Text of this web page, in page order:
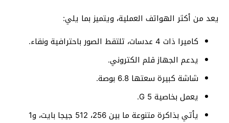
يعد من أكثر الهواتف العملية، ويتميز بما يلي:
كاميرا ذات 4 عدسات، تلتقط الصور باحترافية ونقاء.
يدعم الجهاز قلم الكتروني.
شاشة كبيرة سعتها 6.8 بوصة.
يعمل بخاصية 5 G.
يأتي بذاكرة متنوعة ما بين 256، 512 جيجا بايت، و1